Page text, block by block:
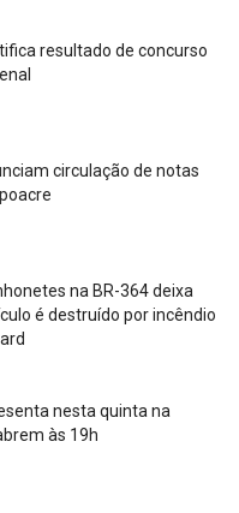
resultado de concurso
circulação de notas
na BR-364 deixa
é destruído por incêndio
nesta quinta na
às 19h